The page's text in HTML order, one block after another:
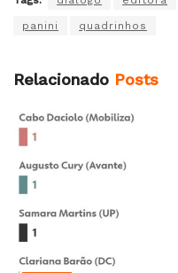
panini quadrinhos
Relacionado Posts